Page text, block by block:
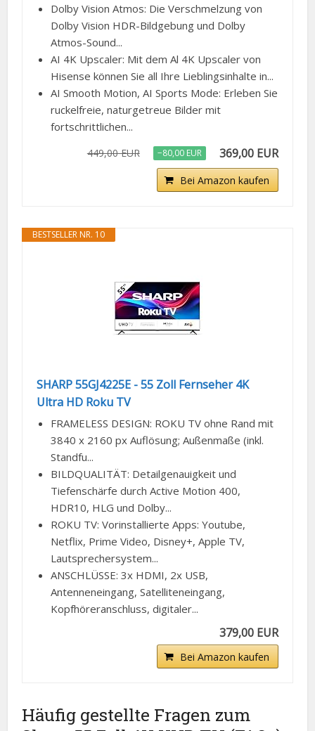
Dolby Vision Atmos: Die Verschmelzung von
Dolby Vision HDR-Bildgebung und Dolby
Atmos-Sound...
AI 4K Upscaler: Mit dem Al 4K Upscaler von
Hisense können Sie all Ihre Lieblingsinhalte in...
AI Smooth Motion, AI Sports Mode: Erleben Sie
ruckelfreie, naturgetreue Bilder mit
fortschrittlichen...
449,00 EUR −80,00 EUR 369,00 EUR
Bei Amazon kaufen
BESTSELLER NR. 10
SHARP 55GJ4225E - 55 Zoll Fernseher 4K
Ultra HD Roku TV
FRAMELESS DESIGN: ROKU TV ohne Rand mit
3840 x 2160 px Auflösung; Außenmaße (inkl.
Standfu...
BILDQUALITÄT: Detailgenauigkeit und
Tiefenschärfe durch Active Motion 400,
HDR10, HLG und Dolby...
ROKU TV: Vorinstallierte Apps: Youtube,
Netflix, Prime Video, Disney+, Apple TV,
Lautsprechersystem...
ANSCHLÜSSE: 3x HDMI, 2x USB,
Antenneneingang, Satelliteneingang,
Kopfhöreranschluss, digitaler...
379,00 EUR
Bei Amazon kaufen
Häufig gestellte Fragen zum